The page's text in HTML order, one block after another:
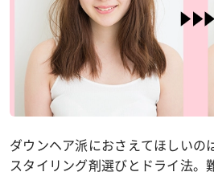
ダウンヘア派におさえてほしいの
スタイリング剤選びとドライ法。